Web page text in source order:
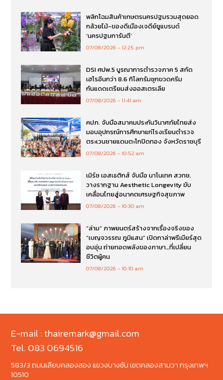
พลิกโฉมสินค้าเกษตรนครปฐมรวมสุดยอด
กล้วยไม้-ของดีเมืองเจดีย์ชูแบรนด์
‘นครปฐมการันตี’
07/08/2026 12:25 pm
DSI ศปพ.5 บูรณาการตำรวจภาค 5 สกัด
เฮโรอีนกว่า 8.6 กิโลกรัมซุกขวดครีม
กันแดดเตรียมส่งออสเตรเลีย
07/08/2026 11:41 am
คปภ. จับมือสมาคมประกันวินาศภัยไทยส่ง
มอบอุปกรณ์การศึกษาแก่โรงเรียนตำรวจ
ตระเวนชายแดนตะโกปิดทอง จังหวัดราชบุรี
07/08/2026 10:52 am
เมิร์ซ เอสเธติกส์ จับมือ นาโนเทค สวทช.
วางรากฐาน Aesthetic Longevity ขับ
เคลื่อนไทยสู่อนาคตเศรษฐกิจสุขภาพ
07/08/2026 10:30 am
“ล่าม” ภาพยนตร์สร้างจากเรื่องจริงของ
“เบญจวรรณ ภูมิแสน” เปิดกาล่าพรีเมียร์สุด
อบอุ่น ถ่ายทอดพลังของภาษา…ที่เปลี่ยน
ชีวิตผู้คน
07/08/2026 10:10 am
E-mail : thairemark@gmail.com
Tel. 083 0694516
583/3 ถนนเลียบคลองสอง แขวงบางชัน เขตคลองสามวา กรุงเทพฯ
10510